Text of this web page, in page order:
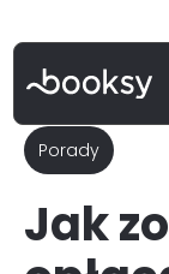
Porady
Jak